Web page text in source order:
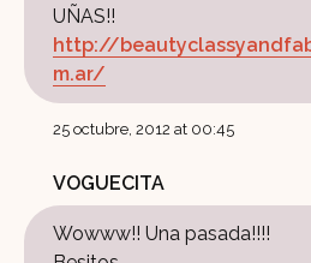
UÑAS!!
http://
m.ar/
25 octubre, 2012 at 00:45
VOGUECITA
Wowww!! Una pasada!!!!